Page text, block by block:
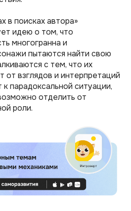
в поисках автора»
идею о том, что
многогранна и
пытаются найти свою
с тем, что их
от взглядов и интерпретаций
парадоксальной ситуации,
отделить от
роли.